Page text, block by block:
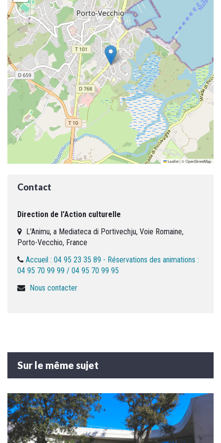
Leaflet|©OpenStreetMap
Contact
Direction de l’Action culturelle
L'Animu, a Mediateca di Portivechju, Voie Romaine,
Porto-Vecchio, France
Accueil : 04 95 23 35 89 - Réservations des animations :
04 95 70 99 99 / 04 95 70 99 95
Nous contacter
Sur le même sujet